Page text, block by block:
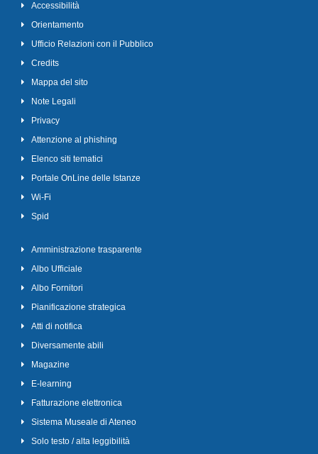
Accessibilità
Orientamento
Ufficio Relazioni con il Pubblico
Credits
Mappa del sito
Note Legali
Privacy
Attenzione al phishing
Elenco siti tematici
Portale OnLine delle Istanze
Wi-Fi
Spid
Amministrazione trasparente
Albo Ufficiale
Albo Fornitori
Pianificazione strategica
Atti di notifica
Diversamente abili
Magazine
E-learning
Fatturazione elettronica
Sistema Museale di Ateneo
Solo testo / alta leggibilità